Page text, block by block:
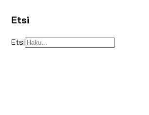
Etsi
Etsi